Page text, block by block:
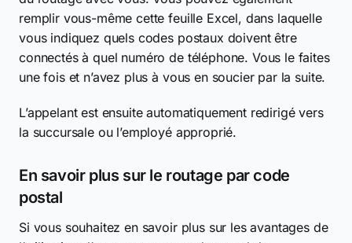
remplir vous-même cette feuille Excel, dans laquelle
vous indiquez quels codes postaux doivent être
connectés à quel numéro de téléphone. Vous le faites
une fois et n’avez plus à vous en soucier par la suite.
L’appelant est ensuite automatiquement redirigé vers
la succursale ou l’employé approprié.
En savoir plus sur le routage par code
postal
Si vous souhaitez en savoir plus sur les avantages de